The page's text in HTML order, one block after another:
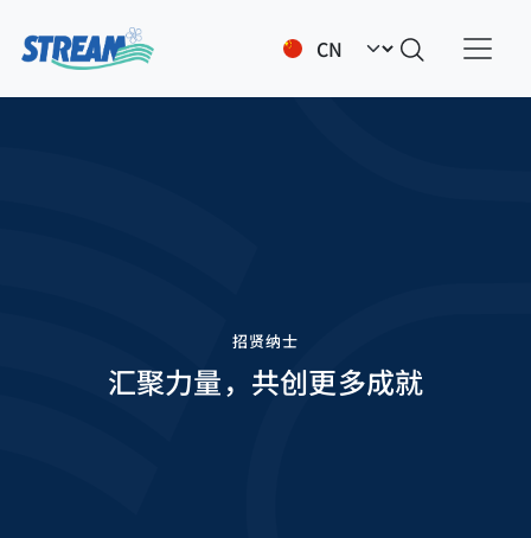
Select your language
招贤纳士
汇聚力量，共创更多成就